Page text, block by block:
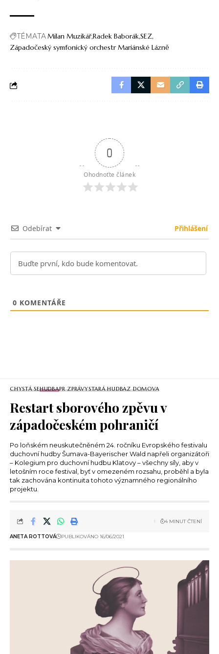
TÉMATAMilan MuzikářRadek BaborákSEZ
Západočeský symfonický orchestr Mariánské Lázně
0
Ohodnoťte článek
Odebírat Přihlášení
0 KOMENTÁŘE
CHYSTÁ SEHUDBAPR ZPRÁVYSTARÁ HUDBAZ DOMOVA
Restart sborového zpěvu v
západočeském pohraničí
Po loňském neuskutečněném 24. ročníku Evropského festivalu
duchovní hudby Šumava-Bayerischer Wald napřeli organizátoři
– Kolegium pro duchovní hudbu Klatovy – všechny síly, aby v
letošním roce festival, byť v omezeném rozsahu, proběhl a byla
tak zachována kontinuita tohoto významného regionálního
projektu.
ANETA ROTTOVÁ PUBLIKOVÁNO 16/06/2021
4 MINUT ČTENÍ